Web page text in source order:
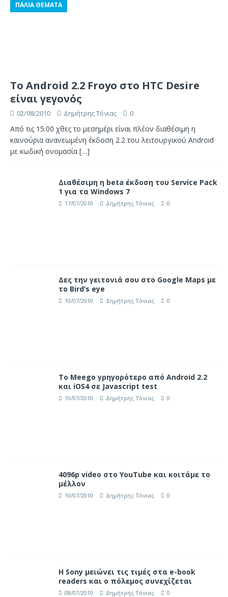
ΠΑΛΙΆ ΘΈΜΑΤΑ
Το Android 2.2 Froyo στο HTC Desire
είναι γεγονός
02/08/2010 Δημήτρης Τόνιας 0
Από τις 15:00 χθες το μεσημέρι είναι πλέον διαθέσιμη η
καινούρια ανανεωμένη έκδοση 2.2 του λειτουργικού Android
με κωδική ονομασία […]
Διαθέσιμη η beta έκδοση του Service Pack
1 για τα Windows 7
17/07/2010 Δημήτρης Τόνιας 0
Δες την γειτονιά σου στο Google Maps με
το Bird’s eye
10/07/2010 Δημήτρης Τόνιας 0
Το Meego γρηγορότερο από Android 2.2
και iOS4 σε Javascript test
10/07/2010 Δημήτρης Τόνιας 0
4096p video στο YouTube και κοιτάμε το
μέλλον
10/07/2010 Δημήτρης Τόνιας 0
Η Sony μειώνει τις τιμές στα e-book
readers και ο πόλεμος συνεχίζεται
08/07/2010 Δημήτρης Τόνιας 0